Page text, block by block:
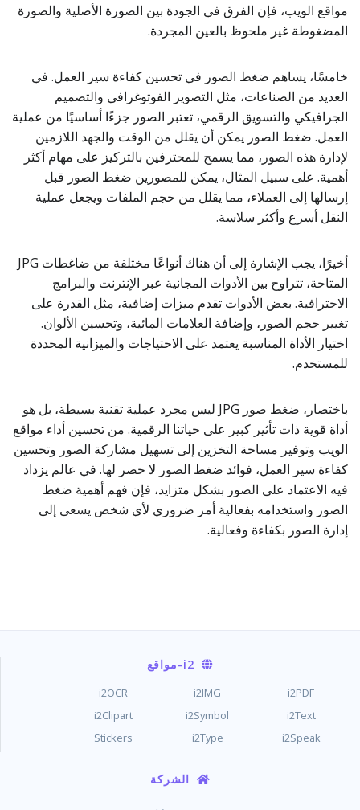
مواقع الويب، فإن الفرق في الجودة بين الصورة الأصلية والصورة
المضغوطة غير ملحوظ بالعين المجردة.
خامسًا، يساهم ضغط الصور في تحسين كفاءة سير العمل. في
العديد من الصناعات، مثل التصوير الفوتوغرافي والتصميم
الجرافيكي والتسويق الرقمي، تعتبر الصور جزءًا أساسيًا من عملية
العمل. ضغط الصور يمكن أن يقلل من الوقت والجهد اللازمين
لإدارة هذه الصور، مما يسمح للمحترفين بالتركيز على مهام أكثر
أهمية. على سبيل المثال، يمكن للمصورين ضغط الصور قبل
إرسالها إلى العملاء، مما يقلل من حجم الملفات ويجعل عملية
النقل أسرع وأكثر سلاسة.
أخيرًا، يجب الإشارة إلى أن هناك أنواعًا مختلفة من ضاغطات JPG
المتاحة، تتراوح بين الأدوات المجانية عبر الإنترنت والبرامج
الاحترافية. بعض الأدوات تقدم ميزات إضافية، مثل القدرة على
تغيير حجم الصور، وإضافة العلامات المائية، وتحسين الألوان.
اختيار الأداة المناسبة يعتمد على الاحتياجات والميزانية المحددة
للمستخدم.
باختصار، ضغط صور JPG ليس مجرد عملية تقنية بسيطة، بل هو
أداة قوية ذات تأثير كبير على حياتنا الرقمية. من تحسين أداء مواقع
الويب وتوفير مساحة التخزين إلى تسهيل مشاركة الصور وتحسين
كفاءة سير العمل، فوائد ضغط الصور لا حصر لها. في عالم يزداد
فيه الاعتماد على الصور بشكل متزايد، فإن فهم أهمية ضغط
الصور واستخدامه بفعالية أمر ضروري لأي شخص يسعى إلى
إدارة الصور بكفاءة وفعالية.
i2-مواقع
i2PDF
i2IMG
i2OCR
i2Text
i2Symbol
i2Clipart
i2Speak
i2Type
Stickers
الشركة